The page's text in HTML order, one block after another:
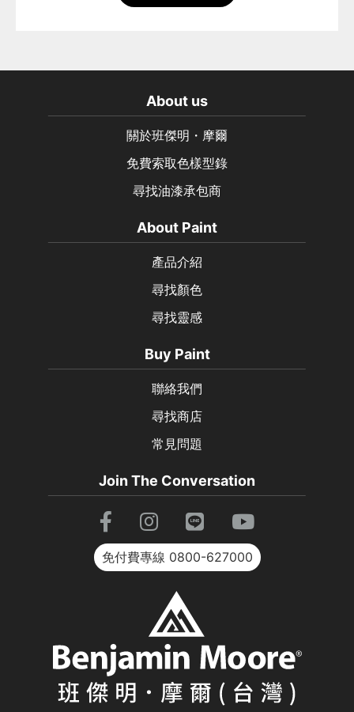
About us
關於班傑明・摩爾
免費索取色樣型錄
尋找油漆承包商
About Paint
產品介紹
尋找顏色
尋找靈感
Buy Paint
聯絡我們
尋找商店
常見問題
Join The Conversation
免付費專線 0800-627000